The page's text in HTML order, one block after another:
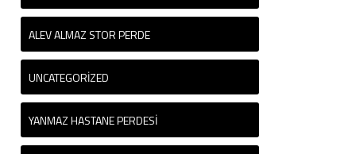
ALEV ALMAZ STOR PERDE
UNCATEGORIZED
YANMAZ HASTANE PERDESI